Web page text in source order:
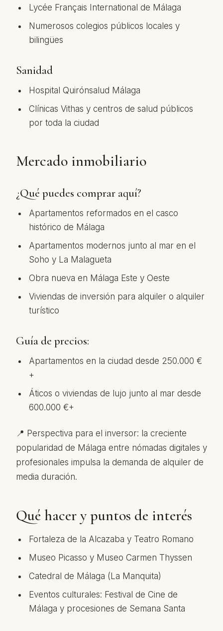
Lycée Français International de Málaga
Numerosos colegios públicos locales y
bilingües
Sanidad
Hospital Quirónsalud Málaga
Clínicas Vithas y centros de salud públicos
por toda la ciudad
Mercado inmobiliario
¿Qué puedes comprar aquí?
Apartamentos reformados en el casco
histórico de Málaga
Apartamentos modernos junto al mar en el
Soho y La Malagueta
Obra nueva en Málaga Este y Oeste
Viviendas de inversión para alquiler o alquiler
turístico
Guía de precios:
Apartamentos en la ciudad desde 250.000 €
+
Áticos o viviendas de lujo junto al mar desde
600.000 €+
📍 Perspectiva para el inversor: la creciente
popularidad de Málaga entre nómadas digitales y
profesionales impulsa la demanda de alquiler de
media duración.
Qué hacer y puntos de interés
Fortaleza de la Alcazaba y Teatro Romano
Museo Picasso y Museo Carmen Thyssen
Catedral de Málaga (La Manquita)
Eventos culturales: Festival de Cine de
Málaga y procesiones de Semana Santa